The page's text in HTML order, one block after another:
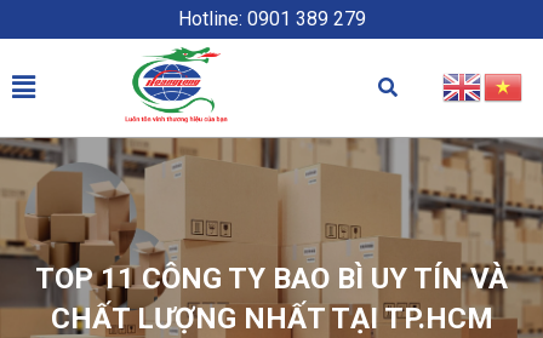
Hotline: 0901 389 279
TOP 11 CÔNG TY BAO BÌ UY TÍN VÀ
CHẤT LƯỢNG NHẤT TẠI TP.HCM